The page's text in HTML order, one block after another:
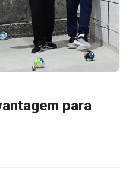
para